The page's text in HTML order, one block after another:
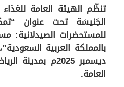
تنظّم الهيئة العامة
الجَنيسَة تحت عنوان
للمستحضرات الصيدلانية:
ديسمبر 2025م
العامة.